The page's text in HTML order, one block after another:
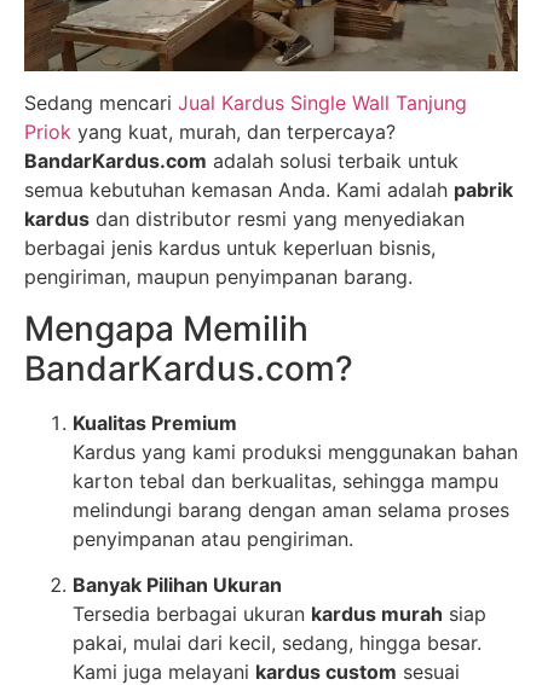
Sedang mencari Jual Kardus Single Wall Tanjung
Priok yang kuat, murah, dan terpercaya?
BandarKardus.com adalah solusi terbaik untuk
semua kebutuhan kemasan Anda. Kami adalah pabrik
kardus dan distributor resmi yang menyediakan
berbagai jenis kardus untuk keperluan bisnis,
pengiriman, maupun penyimpanan barang.
Mengapa Memilih
BandarKardus.com?
Kualitas Premium
Kardus yang kami produksi menggunakan bahan
karton tebal dan berkualitas, sehingga mampu
melindungi barang dengan aman selama proses
penyimpanan atau pengiriman.
Banyak Pilihan Ukuran
Tersedia berbagai ukuran kardus murah siap
pakai, mulai dari kecil, sedang, hingga besar.
Kami juga melayani kardus custom sesuai